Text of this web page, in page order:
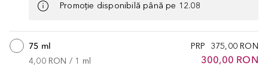
Promoție disponibilă până pe 12.08
PRP 375,00 RON
300,00 RON
75 ml
4,00 RON / 1 ml